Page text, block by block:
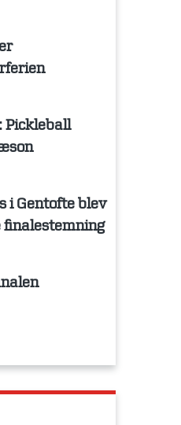
Pickleball
i Gentofte blev
finalestemning